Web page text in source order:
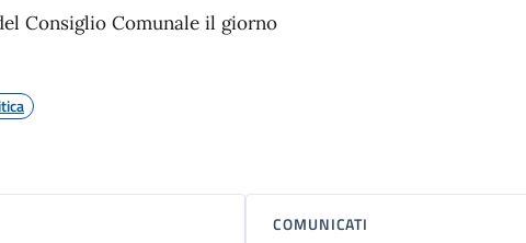
Consiglio Comunale il giorno
COMUNICATI